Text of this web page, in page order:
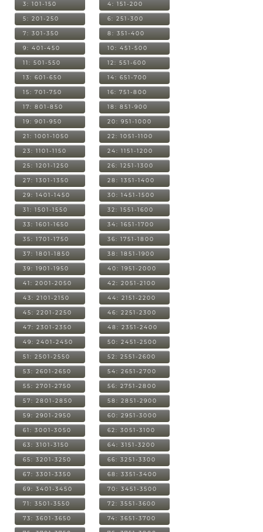
3: 101-150 4: 151-200
5: 201-250 6: 251-300
7: 301-350 8: 351-400
9: 401-450 10: 451-500
11: 501-550 12: 551-600
13: 601-650 14: 651-700
15: 701-750 16: 751-800
17: 801-850 18: 851-900
19: 901-950 20: 951-1000
21: 1001-1050 22: 1051-1100
23: 1101-1150 24: 1151-1200
25: 1201-1250 26: 1251-1300
27: 1301-1350 28: 1351-1400
29: 1401-1450 30: 1451-1500
31: 1501-1550 32: 1551-1600
33: 1601-1650 34: 1651-1700
35: 1701-1750 36: 1751-1800
37: 1801-1850 38: 1851-1900
39: 1901-1950 40: 1951-2000
41: 2001-2050 42: 2051-2100
43: 2101-2150 44: 2151-2200
45: 2201-2250 46: 2251-2300
47: 2301-2350 48: 2351-2400
49: 2401-2450 50: 2451-2500
51: 2501-2550 52: 2551-2600
53: 2601-2650 54: 2651-2700
55: 2701-2750 56: 2751-2800
57: 2801-2850 58: 2851-2900
59: 2901-2950 60: 2951-3000
61: 3001-3050 62: 3051-3100
63: 3101-3150 64: 3151-3200
65: 3201-3250 66: 3251-3300
67: 3301-3350 68: 3351-3400
69: 3401-3450 70: 3451-3500
71: 3501-3550 72: 3551-3600
73: 3601-3650 74: 3651-3700